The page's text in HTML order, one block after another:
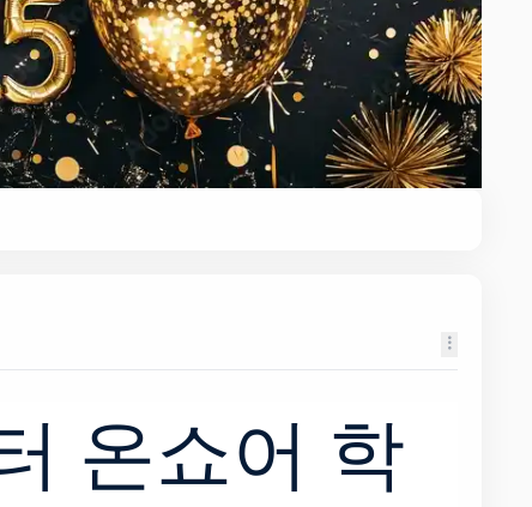
온쇼어 학